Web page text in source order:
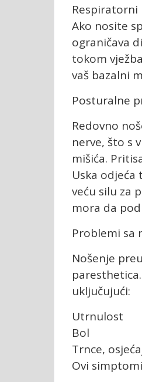
Ako nosite
ograničava
tokom
vaš bazalni
Posturalne
Redovno
nerve, što s
mišića.
Uska
veću silu za
mora da
Problemi sa
Nošenje
uključujući:
Utrnulost
Bol
Trnce,
Ovi